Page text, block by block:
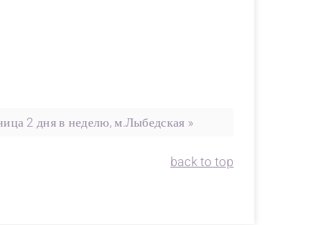
2 дня в неделю, м.Лыбедская »
back to top